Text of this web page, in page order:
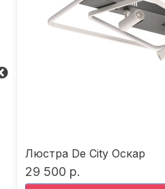
Люстра De City Оскар
29 500 р.